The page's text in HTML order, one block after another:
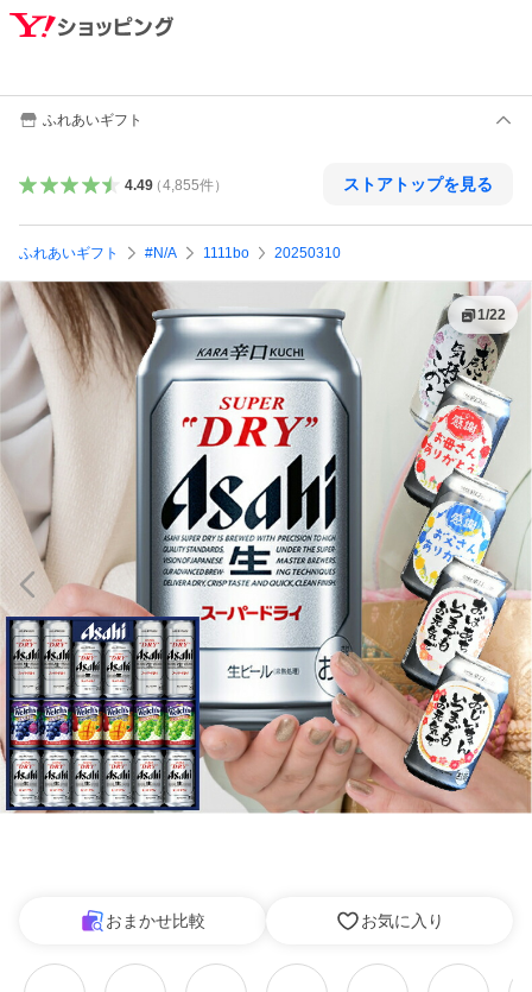
ふれあいギフト
4.49（4,855件） ストアトップを見る
ふれあいギフト #N/A 1111bo 20250310
1/22
おまかせ比較 お気に入り